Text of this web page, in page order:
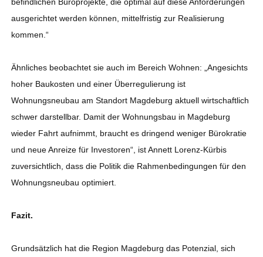
ausgerichtet werden können, mittelfristig zur Realisierung
kommen.“
Ähnliches beobachtet sie auch im Bereich Wohnen: „Angesichts
hoher Baukosten und einer Überregulierung ist
Wohnungsneubau am Standort Magdeburg aktuell wirtschaftlich
schwer darstellbar. Damit der Wohnungsbau in Magdeburg
wieder Fahrt aufnimmt, braucht es dringend weniger Bürokratie
und neue Anreize für Investoren“, ist Annett Lorenz-Kürbis
zuversichtlich, dass die Politik die Rahmenbedingungen für den
Wohnungsneubau optimiert.
Fazit.
Grundsätzlich hat die Region Magdeburg das Potenzial, sich